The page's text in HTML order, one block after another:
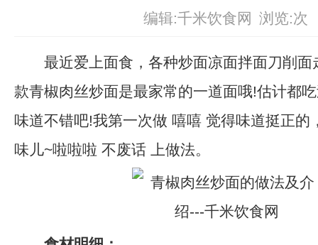
编辑:千米饮食网 浏览:次
最近爱上面食，各种炒面凉面拌面刀削面
款青椒肉丝炒面是最家常的一道面哦!估计都
味道不错吧!我第一次做 嘻嘻 觉得味道挺正的
味儿~啦啦啦 不废话 上做法。